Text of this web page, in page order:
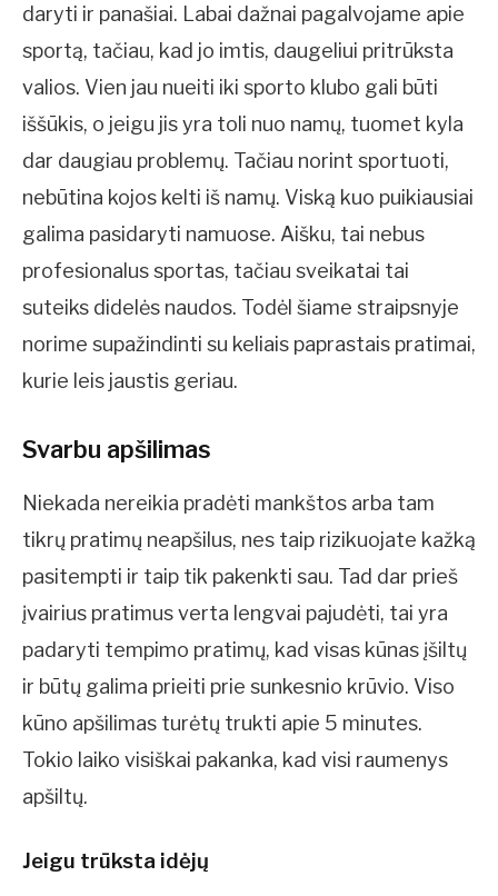
daryti ir panašiai. Labai dažnai pagalvojame apie
sportą, tačiau, kad jo imtis, daugeliui pritrūksta
valios. Vien jau nueiti iki sporto klubo gali būti
iššūkis, o jeigu jis yra toli nuo namų, tuomet kyla
dar daugiau problemų. Tačiau norint sportuoti,
nebūtina kojos kelti iš namų. Viską kuo puikiausiai
galima pasidaryti namuose. Aišku, tai nebus
profesionalus sportas, tačiau sveikatai tai
suteiks didelės naudos. Todėl šiame straipsnyje
norime supažindinti su keliais paprastais pratimai,
kurie leis jaustis geriau.
Svarbu apšilimas
Niekada nereikia pradėti mankštos arba tam
tikrų pratimų neapšilus, nes taip rizikuojate kažką
pasitempti ir taip tik pakenkti sau. Tad dar prieš
įvairius pratimus verta lengvai pajudėti, tai yra
padaryti tempimo pratimų, kad visas kūnas įšiltų
ir būtų galima prieiti prie sunkesnio krūvio. Viso
kūno apšilimas turėtų trukti apie 5 minutes.
Tokio laiko visiškai pakanka, kad visi raumenys
apšiltų.
Jeigu trūksta idėjų